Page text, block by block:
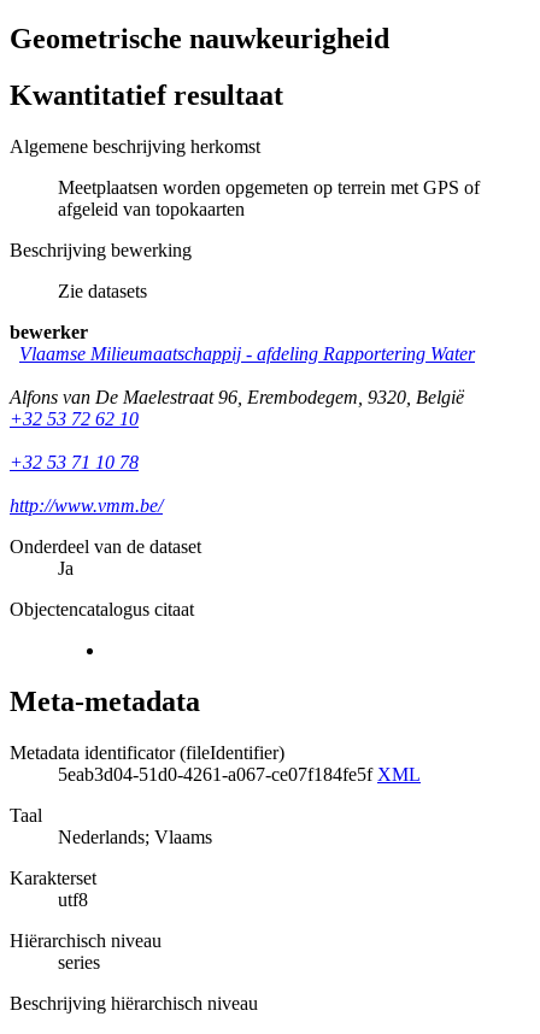
Geometrische nauwkeurigheid
Kwantitatief resultaat
Algemene beschrijving herkomst
Meetplaatsen worden opgemeten op terrein met GPS of
afgeleid van topokaarten
Beschrijving bewerking
Zie datasets
bewerker
Vlaamse Milieumaatschappij - afdeling Rapportering Water
Alfons van De Maelestraat 96 Erembodegem 9320 België
+32 53 72 62 10
+32 53 71 10 78
http://www.vmm.be/
Onderdeel van de dataset
Ja
Objectencatalogus citaat
Meta-metadata
Metadata identificator (fileIdentifier)
5eab3d04-51d0-4261-a067-ce07f184fe5f XML
Taal
Nederlands; Vlaams
Karakterset
utf8
Hiërarchisch niveau
series
Beschrijving hiërarchisch niveau